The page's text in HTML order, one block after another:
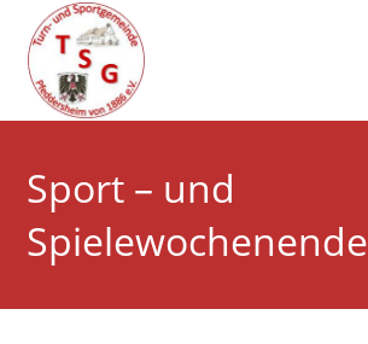
Inhalt
springen
Sport – und
Spielewochenende